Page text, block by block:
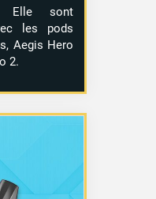
sont
les pods
Aegis Hero
2.